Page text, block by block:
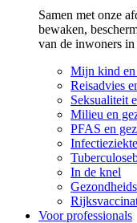
Samen met onze
bewaken,
van de inwoners in
Mijn kind en
Reisadvies
Seksualiteit
Milieu en
PFAS en
In de knel
Voor professionals